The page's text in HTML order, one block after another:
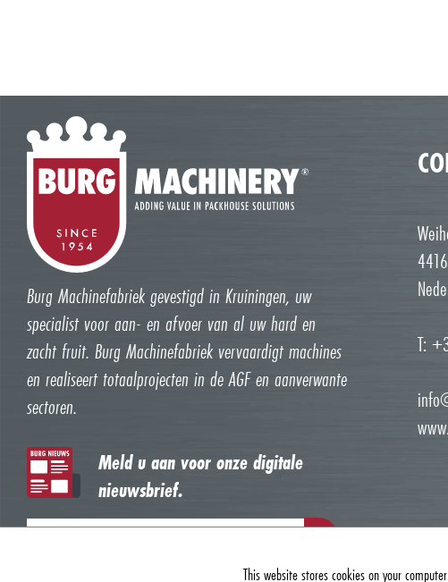
Burg Machinefabriek gevestigd in Kruiningen, uw
specialist voor aan- en afvoer van al uw hard en
zacht fruit. Burg Machinefabriek vervaardigt machines
en realiseert totaalprojecten in de AGF en aanverwante
sectoren.
Meld u aan voor onze digitale
nieuwsbrief.
T:
This website stores cookies on your